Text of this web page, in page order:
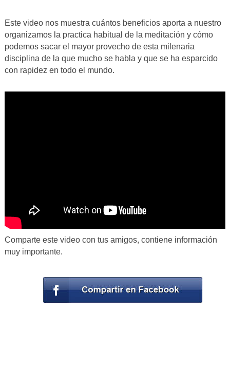
Este video nos muestra cuántos beneficios aporta a nuestro
organizamos la practica habitual de la meditación y cómo
podemos sacar el mayor provecho de esta milenaria
disciplina de la que mucho se habla y que se ha esparcido
con rapidez en todo el mundo.
Comparte este video con tus amigos, contiene información
muy importante.